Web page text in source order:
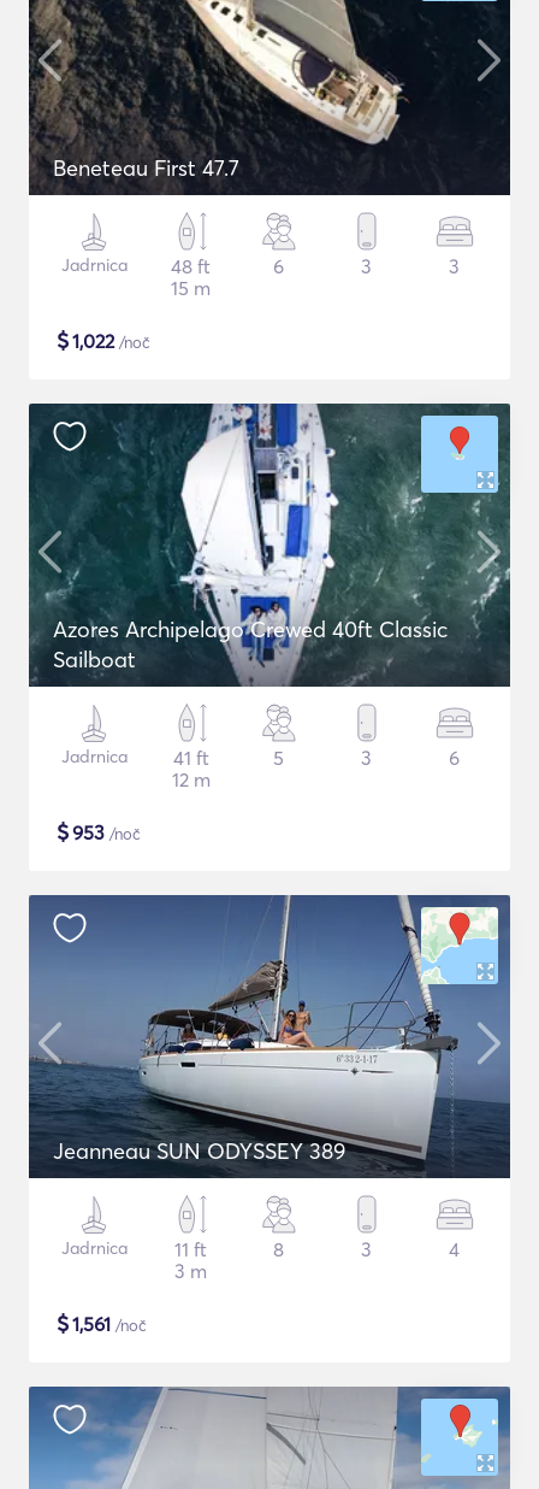
Beneteau First 47.7
Jadrnica
48 ft
15 m
6 3 3
$1,022/noč
Azores Archipelago Crewed 40ft Classic
Sailboat
Jadrnica
41 ft
12 m
5 3 6
$953 /noč
Jeanneau SUN ODYSSEY 389
Jadrnica
11 ft
3 m
8 3 4
$1,561 /noč